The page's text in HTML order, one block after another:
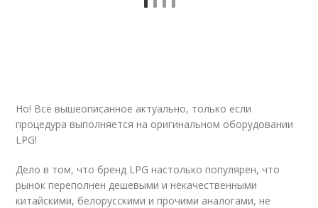
Но! Всё вышеописанное актуально, только если
процедура выполняется на оригинальном оборудовании
LPG!
Дело в том, что бренд LPG настолько популярен, что
рынок переполнен дешевыми и некачественными
китайскими, белорусскими и прочими аналогами, не